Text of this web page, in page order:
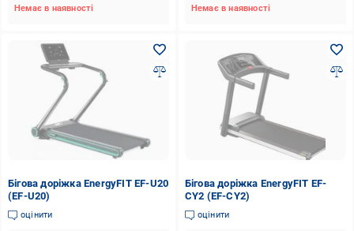
Немає в наявності Немає в наявності
Бігова доріжка EnergyFIT EF-U20
(EF-U20)
оцінити
Бігова доріжка EnergyFIT EF-
CY2 (EF-CY2)
оцінити